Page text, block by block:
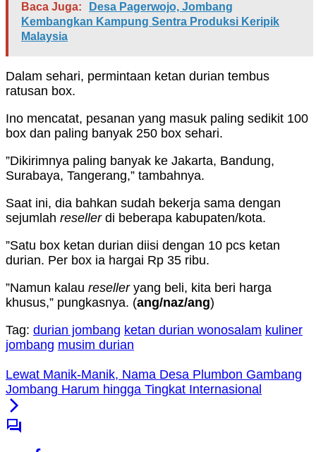
Baca Juga:
Desa Pagerwojo, Jombang
Kembangkan Kampung Sentra Produksi Keripik
Malaysia
Dalam sehari, permintaan ketan durian tembus
ratusan box.
Ino mencatat, pesanan yang masuk paling sedikit 100
box dan paling banyak 250 box sehari.
”Dikirimnya paling banyak ke Jakarta, Bandung,
Surabaya, Tangerang,” tambahnya.
Saat ini, dia bahkan sudah bekerja sama dengan
sejumlah resellerdi beberapa kabupaten/kota.
”Satu box ketan durian diisi dengan 10 pcs ketan
durian. Per box ia hargai Rp 35 ribu.
”Namun kalau reselleryang beli, kita beri harga
khusus,” pungkasnya. (ang/naz/ang)
Tag: durian jombang ketan durian wonosalam kuliner
jombang musim durian
Lewat Manik-Manik, Nama Desa Plumbon Gambang
Jombang Harum hingga Tingkat Internasional